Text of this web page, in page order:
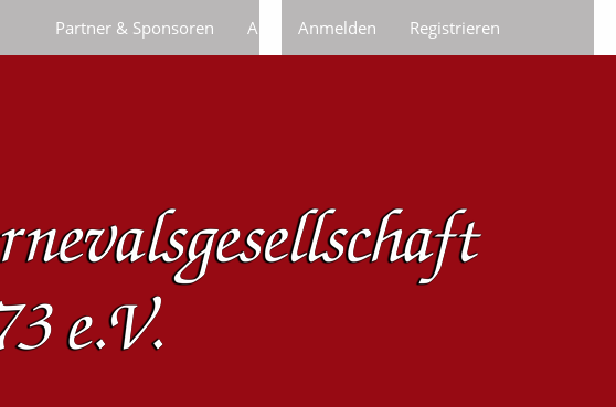
Partner & Sponsoren Anfragen/Bestellungen
Anmelden Registrieren